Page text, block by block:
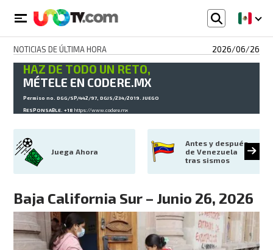
NOTICIAS DE ÚLTIMA HORA 2026/06/26
HAZ DE TODO UN RETO,
MÉTELE EN CODERE.MX
Permiso no. DGG/SP/442/97, DGJS/234/2019. JUEGO
RESPONSABLE. +18https://www.codere.mx
Juega Ahora
Antes y después
de Venezuela
tras sismos
Baja California Sur – Junio 26, 2026